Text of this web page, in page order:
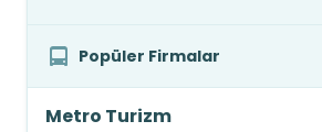
Popüler Firmalar
Metro Turizm